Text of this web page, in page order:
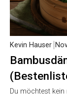
Kevin Hauser
Du möchtest